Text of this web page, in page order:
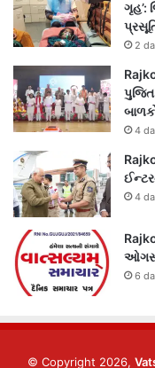
ગૃહ’:
2
પુજિત
4
4
6
© Copyright 2026,